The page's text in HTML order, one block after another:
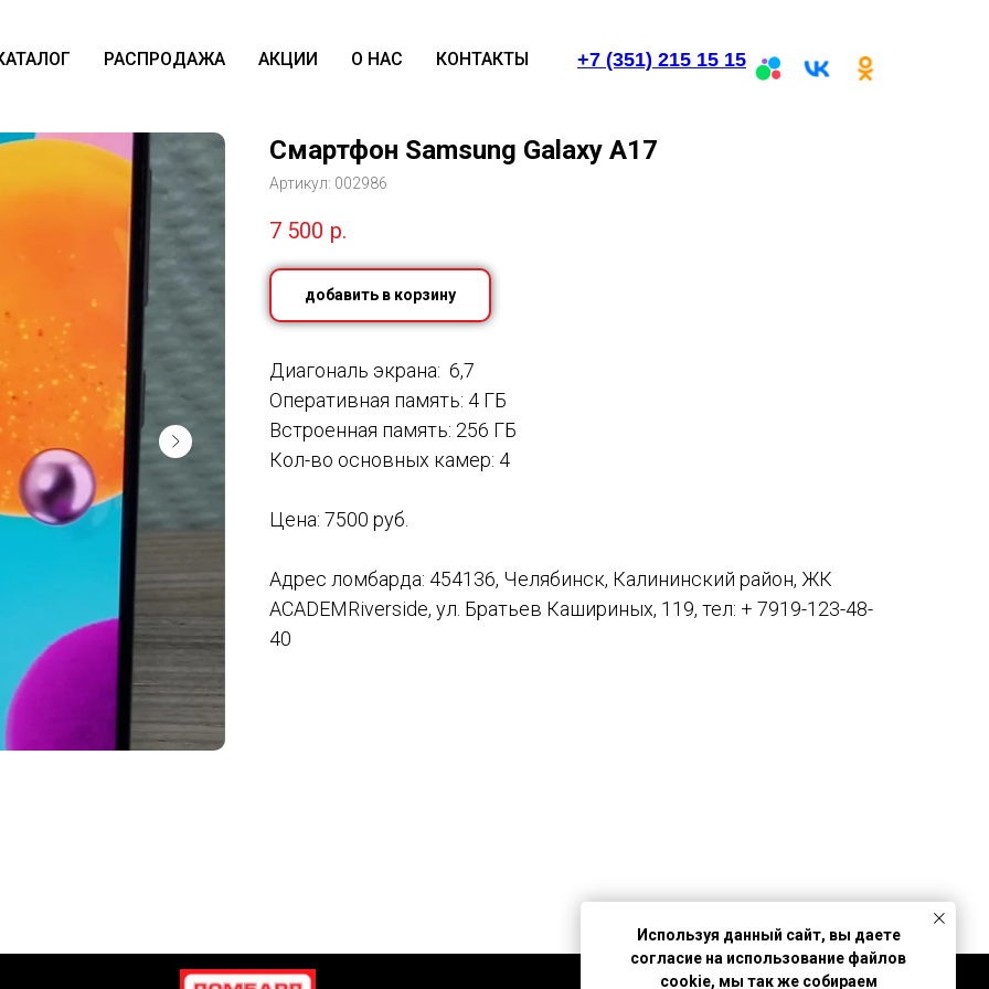
РАСПРОДАЖА АКЦИИ О НАС КОНТАКТЫ +7 (351) 215 15 15
Смартфон Samsung Galaxy A17
Артикул: 002986
7 500 р.
добавить в корзину
Диагональ экрана: 6,7
Оперативная память: 4 ГБ
Встроенная память: 256 ГБ
Кол-во основных камер: 4
Цена: 7500 руб.
Адрес ломбарда: 454136, Челябинск, Калининский район, ЖК
ACADEMRiverside, ул. Братьев Кашириных, 119, тел: + 7919-123-48-
40
Используя данный сайт, вы даете
согласие на использование файлов
cookie, мы так же собираем